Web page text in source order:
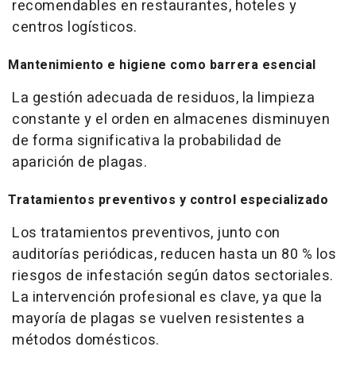
recomendables en restaurantes, hoteles y
centros logísticos.
Mantenimiento e higiene como barrera esencial
La gestión adecuada de residuos, la limpieza
constante y el orden en almacenes disminuyen
de forma significativa la probabilidad de
aparición de plagas.
Tratamientos preventivos y control especializado
Los tratamientos preventivos, junto con
auditorías periódicas, reducen hasta un 80 % los
riesgos de infestación según datos sectoriales.
La intervención profesional es clave, ya que la
mayoría de plagas se vuelven resistentes a
métodos domésticos.